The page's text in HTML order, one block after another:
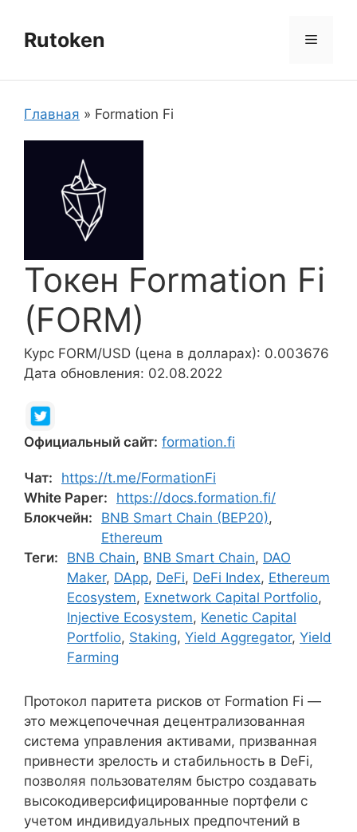
содержимому
Rutoken Меню
Главная » Formation Fi
Токен Formation Fi
(FORM)
Курс FORM/USD (цена в долларах): 0.003676
Дата обновления: 02.08.2022
Официальный сайт: formation.fi
Чат:
https://t.me/FormationFi
White Paper:
https://docs.formation.fi/
Блокчейн:
BNB Smart Chain (BEP20),
Ethereum
Теги:
BNB Chain, BNB Smart Chain, DAO
Maker, DApp, DeFi, DeFi Index, Ethereum
Ecosystem, Exnetwork Capital Portfolio,
Injective Ecosystem, Kenetic Capital
Portfolio, Staking, Yield Aggregator, Yield
Farming
Протокол паритета рисков от Formation Fi —
это межцепочечная децентрализованная
система управления активами, призванная
привнести зрелость и стабильность в DeFi,
позволяя пользователям быстро создавать
высокодиверсифицированные портфели с
учетом индивидуальных предпочтений в